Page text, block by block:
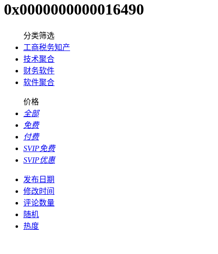
0x0000000000016490
分类筛选
工商税务知产
技术聚合
财务软件
软件聚合
价格
全部
免费
付费
SVIP免费
SVIP优惠
发布日期
修改时间
评论数量
随机
热度